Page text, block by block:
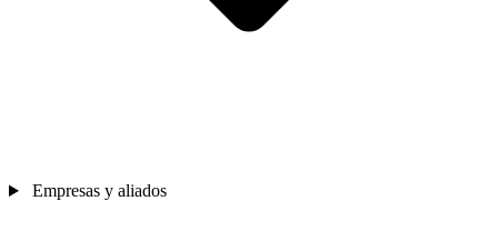
Empresas y aliados